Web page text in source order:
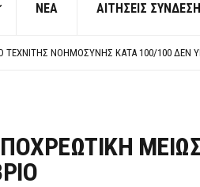
ΝΕΑ ΑΙΤΗΣΕΙΣ
ΧΩΡΊΣ ΤΟ ΑΠΟΔΕΙΚΤΙΚΌ ΥΠΟΒΟΛΉΣ